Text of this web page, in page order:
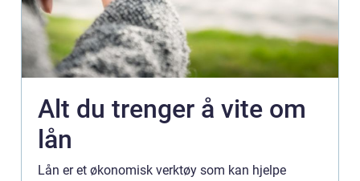
Alt du trenger å vite om
lån
Lån er et økonomisk verktøy som kan hjelpe